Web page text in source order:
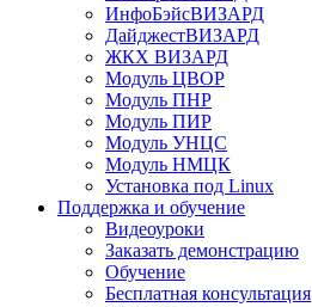
ИнфоБэйсВИЗАРД
ДайджестВИЗАРД
ЖКХ ВИЗАРД
Модуль ЦВОР
Модуль ПНР
Модуль ПИР
Модуль УНЦС
Модуль НМЦК
Установка под Linux
Поддержка и обучение
Видеоуроки
Заказать демонстрацию
Обучение
Бесплатная консультация